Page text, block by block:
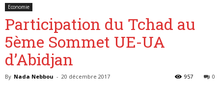
du
Economie
Participation du Tchad au
5ème Sommet UE-UA
d’Abidjan
By Nada Nebbou - 20 décembre 2017 0
957